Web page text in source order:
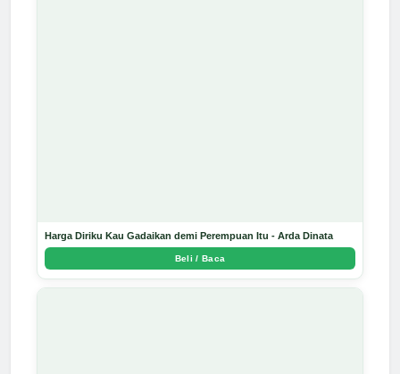
Harga Diriku Kau Gadaikan demi Perempuan Itu - Arda Dinata
Beli / Baca